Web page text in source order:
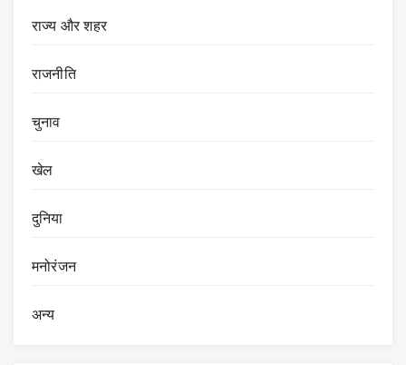
राज्य और शहर
राजनीति
चुनाव
खेल
दुनिया
मनोरंजन
अन्य